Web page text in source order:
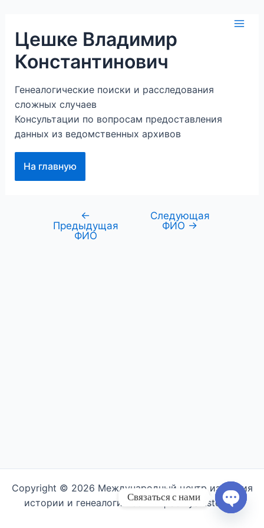
содержимому
Цешке Владимир
Константинович
Генеалогические поиски и расследования
сложных случаев
Консультации по вопросам предоставления
данных из ведомственных архивов
На главную
Навигация←
Предыдущая
ФИО
Следующая
ФИО →
Copyright © 2026 Международный центр изучения
истории и генеалогии семьи | Semyahistory.ru
Связаться с нами